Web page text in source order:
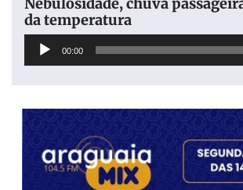
Nebulosidade, chuva
da temperatura
Tocador
00:00